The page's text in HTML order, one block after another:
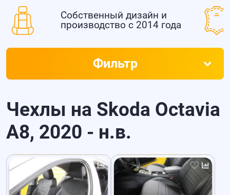
Собственный дизайн и
производство с 2014 года
Чехлы на Skoda Octavia
A8, 2020 - н.в.
Фильтр